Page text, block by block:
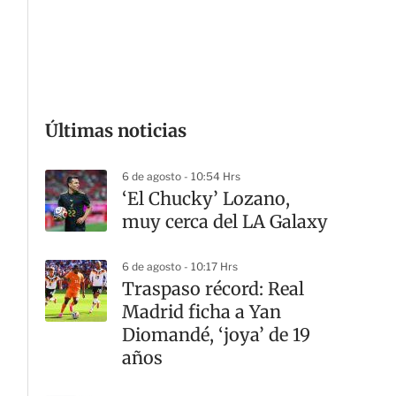
Últimas noticias
6 de agosto - 10:54 Hrs
‘El Chucky’ Lozano,
muy cerca del LA Galaxy
6 de agosto - 10:17 Hrs
Traspaso récord: Real
Madrid ficha a Yan
Diomandé, ‘joya’ de 19
años